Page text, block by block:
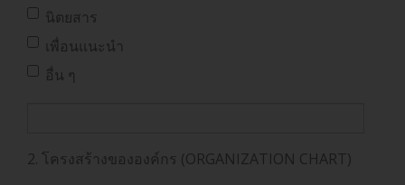
นิตยสาร
เพื่อนแนะนำ
อื่น ๆ
2. โครงสร้างขององค์กร (ORGANIZATION CHART)